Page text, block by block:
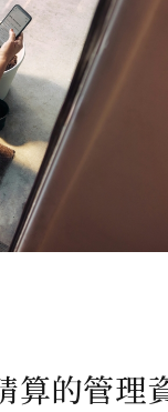
算的管理